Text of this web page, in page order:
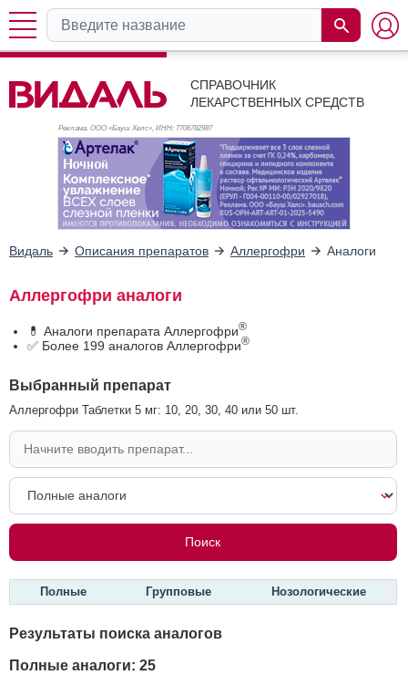
СПРАВОЧНИК
ЛЕКАРСТВЕННЫХ СРЕДСТВ
Реклама. ООО «Бауш Хелс», ИНН: 7706782987
Видаль Описания препаратов Аллергофри Аналоги
Аллергофри аналоги
💊 Аналоги препарата Аллергофри®
✅ Более 199 аналогов Аллергофри®
Выбранный препарат
Аллергофри Таблетки 5 мг: 10, 20, 30, 40 или 50 шт.
Полные Групповые Нозологические
Результаты поиска аналогов
Полные аналоги: 25